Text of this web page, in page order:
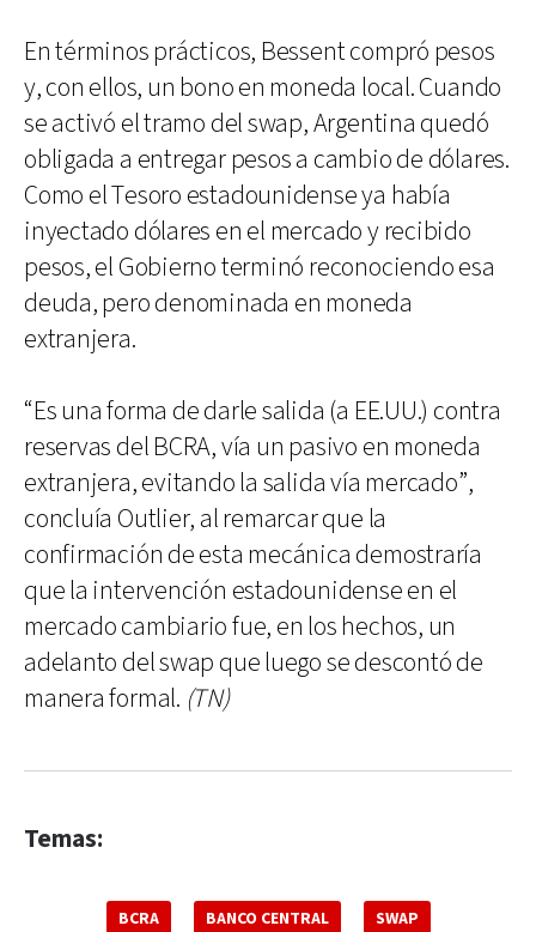
En términos prácticos, Bessent compró pesos
y, con ellos, un bono en moneda local. Cuando
se activó el tramo del swap, Argentina quedó
obligada a entregar pesos a cambio de dólares.
Como el Tesoro estadounidense ya había
inyectado dólares en el mercado y recibido
pesos, el Gobierno terminó reconociendo esa
deuda, pero denominada en moneda
extranjera.
“Es una forma de darle salida (a EE.UU.) contra
reservas del BCRA, vía un pasivo en moneda
extranjera, evitando la salida vía mercado”,
concluía Outlier, al remarcar que la
confirmación de esta mecánica demostraría
que la intervención estadounidense en el
mercado cambiario fue, en los hechos, un
adelanto del swap que luego se descontó de
manera formal. (TN)
Temas:
BCRA BANCO CENTRAL SWAP